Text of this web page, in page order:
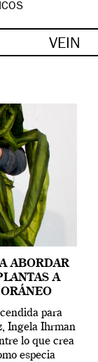
VEIN
ABORDAR
A
para
Ingela Ihrman
lo que crea
especia